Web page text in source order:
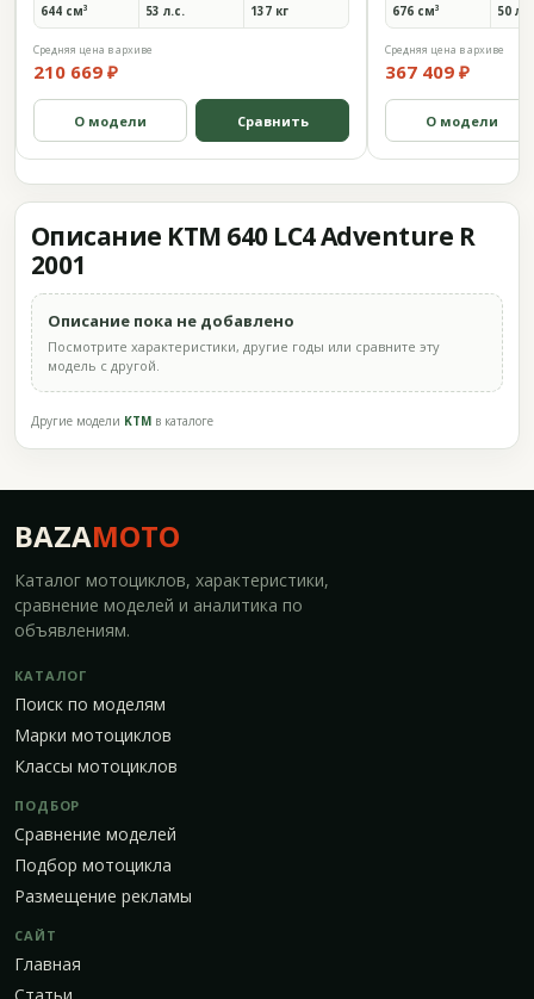
644 см³ 53 л.с. 137 кг
Средняя цена в архиве
210 669 ₽
О модели Сравнить
676 см³ 50
Средняя цена в архиве
367 409 ₽
О модели
Описание KTM 640 LC4 Adventure R
2001
Описание пока не добавлено
Посмотрите характеристики, другие годы или сравните эту
модель с другой.
Другие модели KTM в каталоге
BAZAMOTO
Каталог мотоциклов, характеристики,
сравнение моделей и аналитика по
объявлениям.
КАТАЛОГ
Поиск по моделям
Марки мотоциклов
Классы мотоциклов
ПОДБОР
Сравнение моделей
Подбор мотоцикла
Размещение рекламы
САЙТ
Главная